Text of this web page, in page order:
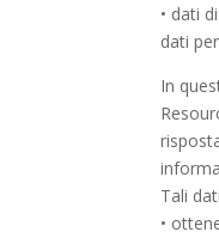
• dati
dati
In
Tali
•